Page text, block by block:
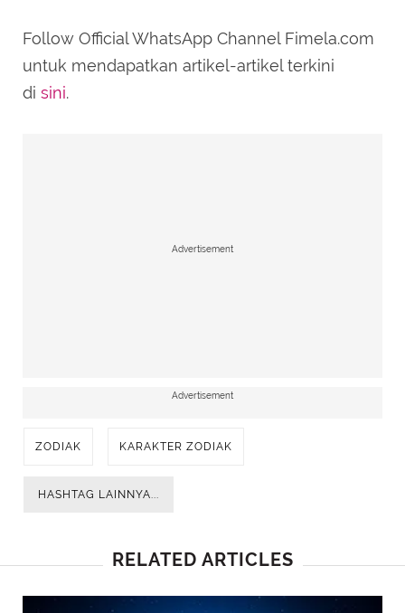
Follow Official WhatsApp Channel Fimela.com
untuk mendapatkan artikel-artikel terkini
di sini.
Advertisement
Advertisement
ZODIAK KARAKTER ZODIAK
HASHTAG LAINNYA...
RELATED ARTICLES